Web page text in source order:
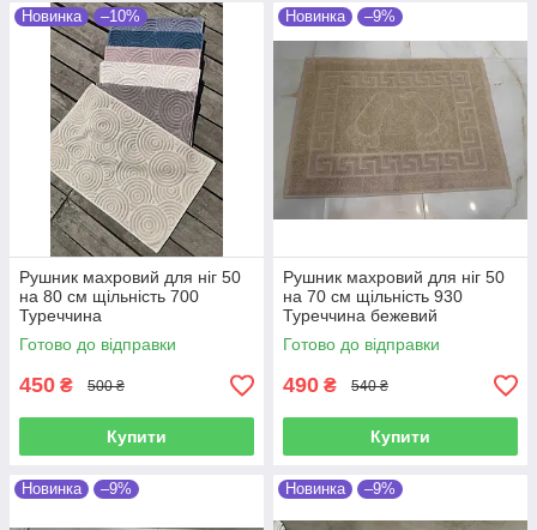
Новинка –10%
Рушник махровий для ніг 50
на 80 см щільність 700
Туреччина
Готово до відправки
450 ₴ 500 ₴
Купити
Новинка –9%
Рушник махровий для ніг 50
на 70 см щільність 930
Туреччина бежевий
Готово до відправки
490 ₴ 540 ₴
Купити
Новинка –9% Новинка –9%